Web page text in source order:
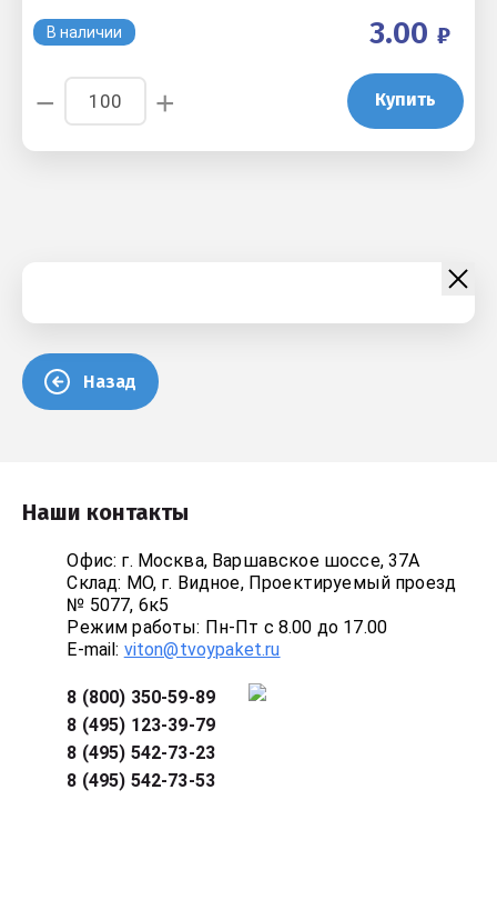
В наличии
3.00
−
+ Купить
Назад
Наши контакты
Офис: г. Москва, Варшавское шоссе, 37А
Склад: МО, г. Видное, Проектируемый проезд
№ 5077, 6к5
Режим работы: Пн-Пт с 8.00 до 17.00
E-mail: viton@tvoypaket.ru
8 (800) 350-59-89
8 (495) 123-39-79
8 (495) 542-73-23
8 (495) 542-73-53